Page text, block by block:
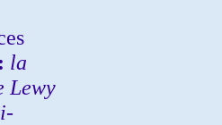
la
Lewy